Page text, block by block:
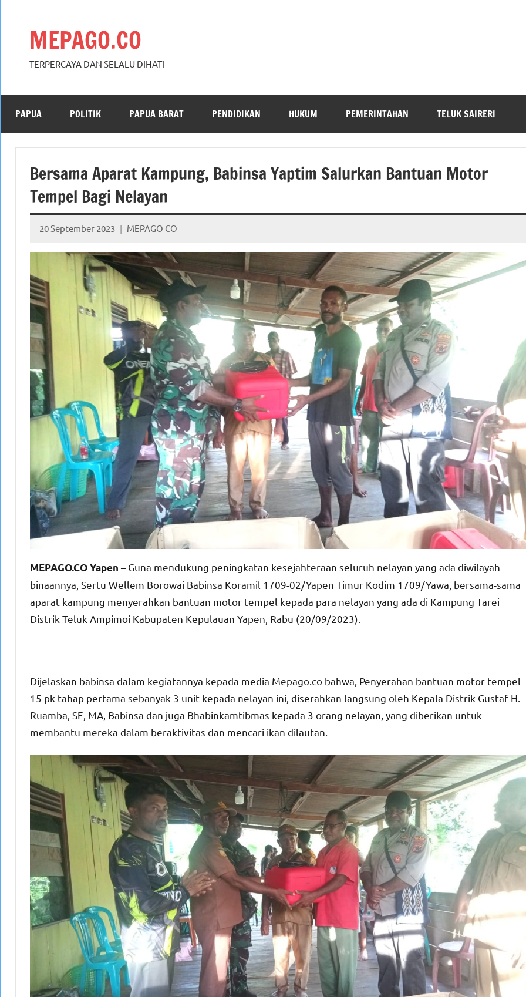
MEPAGO.CO
TERPERCAYA DAN SELALU DIHATI
PAPUA POLITIK PAPUA BARAT PENDIDIKAN HUKUM PEMERINTAHAN TELUK SAIRERI
Bersama Aparat Kampung, Babinsa Yaptim Salurkan Bantuan Motor
Tempel Bagi Nelayan
20 September 2023 MEPAGO CO
No
comments
MEPAGO.CO Yapen – Guna mendukung peningkatan kesejahteraan seluruh nelayan yang ada diwilayah
binaannya, Sertu Wellem Borowai Babinsa Koramil 1709-02/Yapen Timur Kodim 1709/Yawa, bersama-sama
aparat kampung menyerahkan bantuan motor tempel kepada para nelayan yang ada di Kampung Tarei
Distrik Teluk Ampimoi Kabupaten Kepulauan Yapen, Rabu (20/09/2023).
Dijelaskan babinsa dalam kegiatannya kepada media Mepago.co bahwa, Penyerahan bantuan motor tempel
15 pk tahap pertama sebanyak 3 unit kepada nelayan ini, diserahkan langsung oleh Kepala Distrik Gustaf H.
Ruamba, SE, MA, Babinsa dan juga Bhabinkamtibmas kepada 3 orang nelayan, yang diberikan untuk
membantu mereka dalam beraktivitas dan mencari ikan dilautan.